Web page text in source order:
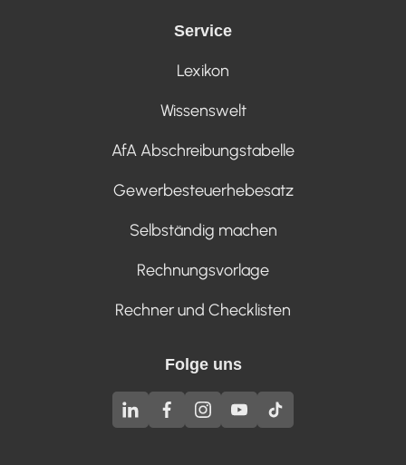
Service
Lexikon
Wissenswelt
AfA Abschreibungstabelle
Gewerbesteuerhebesatz
Selbständig machen
Rechnungsvorlage
Rechner und Checklisten
Folge uns